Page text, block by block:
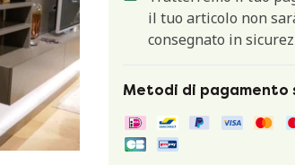
il tuo articolo non
consegnato in
Metodi di pagamento